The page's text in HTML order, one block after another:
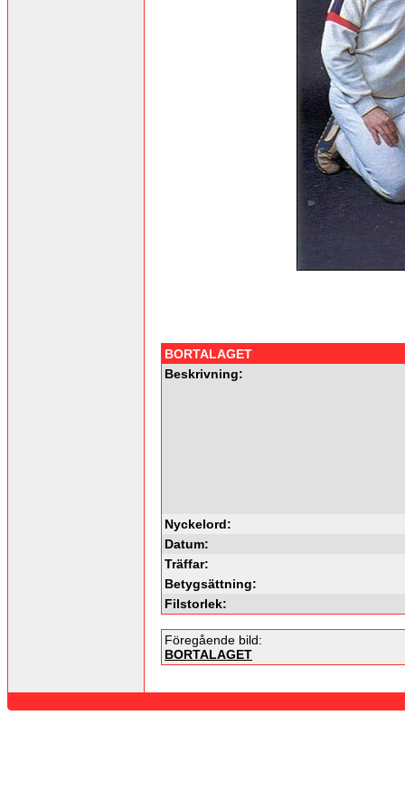
BORTALAGET
Beskrivning:
Nyckelord:
Datum:
Träffar:
Betygsättning:
Filstorlek:
Föregående bild:
BORTALAGET